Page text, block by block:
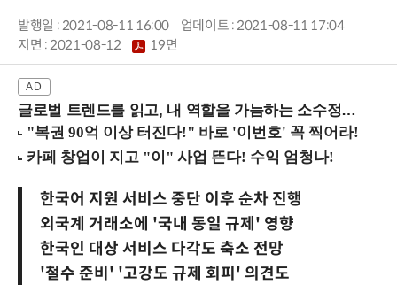
발행일 : 2021-08-11 16:00
업데이트 : 2021-08-11 17:04
지면 :2021-08-12 19면
글로벌 트렌드를 읽고, 내 역할을 가늠하는 소수정예 실습 워크숍 (8/28 신논현역)
한국어 지원 서비스 중단 이후 순차 진행
외국계 거래소에 '국내 동일 규제' 영향
한국인 대상 서비스 다각도 축소 전망
'철수 준비' '고강도 규제 회피' 의견도